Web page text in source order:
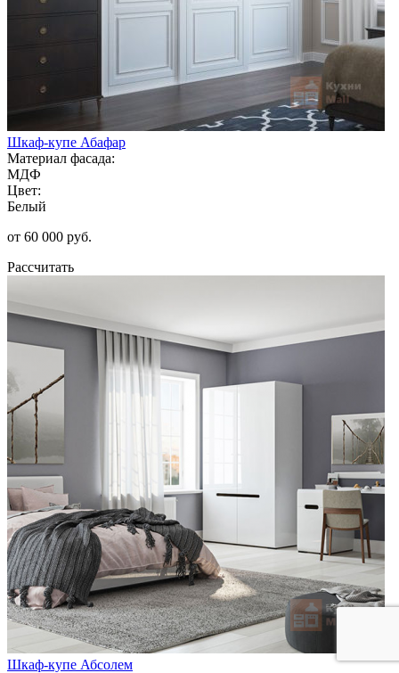
Шкаф-купе Абафар
Материал фасада:
МДФ
Цвет:
Белый
от 60 000 руб.
Рассчитать
Шкаф-купе Абсолем